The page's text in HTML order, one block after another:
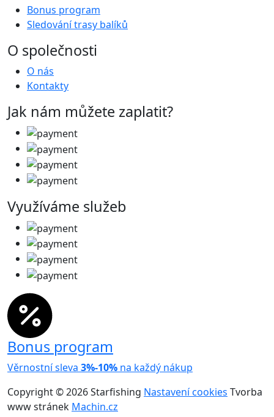
Bonus program
Sledování trasy balíků
O společnosti
O nás
Kontakty
Jak nám můžete zaplatit?
Využíváme služeb
Bonus program
Věrnostní sleva 3%-10% na každý nákup
Copyright © 2026 Starfishing Nastavení cookies Tvorba
www stránek Machin.cz